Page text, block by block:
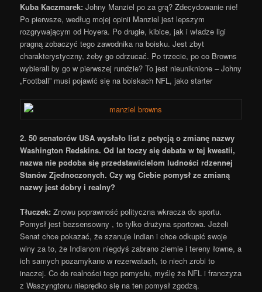
Kuba Kaczmarek:Johny Manziel po za grą? Zdecydowanie nie!
Po pierwsze, według mojej opinii Manziel jest lepszym
rozgrywającym od Hoyera. Po drugie, kibice, jak i władze ligi
pragną zobaczyć tego zawodnika na boisku. Jest zbyt
charakterystyczny, żeby go odrzucać. Po trzecie, po co Browns
wybierali by go w pierwszej rundzie? To jest nieuniknione – Johny
„Football” musi pojawić się na boiskach NFL, jako starter
2. 50 senatorów USA wysłało list z petycją o zmianę nazwy
Washington Redskins. Od lat toczy się debata w tej kwestii,
nazwa nie podoba się przedstawicielom ludności rdzennej
Stanów Zjednoczonych. Czy wg Ciebie pomysł ze zmianą
nazwy jest dobry i realny?
Tłuczek:Znowu poprawność polityczna wkracza do sportu.
Pomysł jest bezsensowny , to tylko drużyna sportowa. Jeżeli
Senat chce pokazać, że szanuje Indian i chce odkupić swoje
winy za to, że Indianom niegdyś zabrano ziemie i tereny łowne, a
ich samych pozamykano w rezerwatach, to niech zrobi to
inaczej. Co do realności tego pomysłu, myślę że NFL i franczyza
z Waszyngtonu nieprędko się na ten pomysł zgodzą.